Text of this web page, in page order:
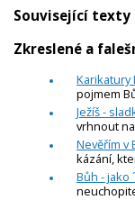
Související texty
Zkreslené a
Karikatury
pojmem
Ježíš -
vrhnout
Nevěřím v
kázání,
Bůh - jako